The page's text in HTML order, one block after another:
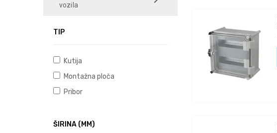
vozila
TIP
Kutija
Montažna ploča
Pribor
ŠIRINA (MM)